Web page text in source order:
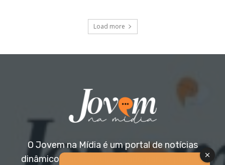
Load more
O Jovem na Mídia é um portal de notícias
dinâmico e acessível, voltado para o público